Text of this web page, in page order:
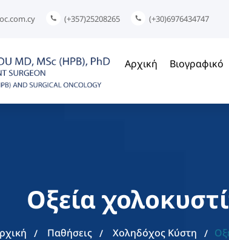
(+357)25208265 (+30)6976434747
Αρχική Βιογραφικό
Οξεία
Παθήσεις Χοληδόχος Κύστη